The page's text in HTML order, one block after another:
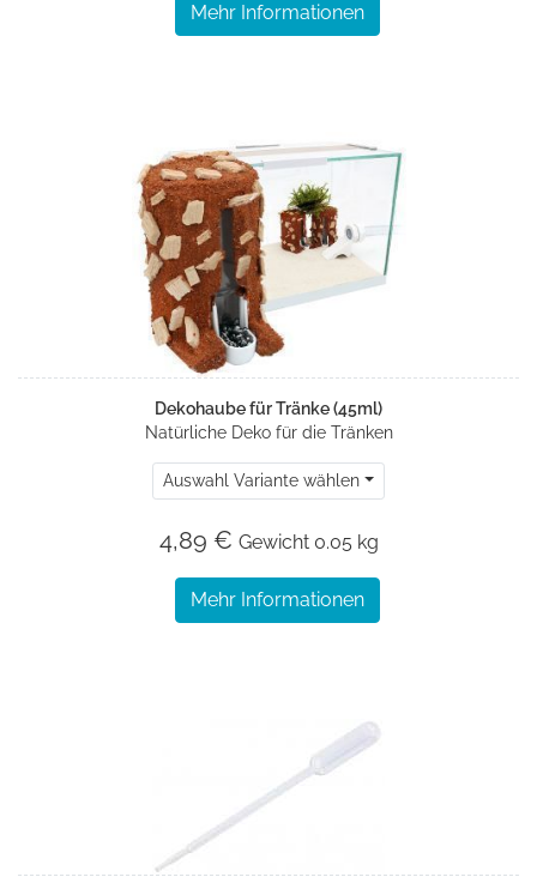
Mehr Informationen
Dekohaube für Tränke (45ml)
Natürliche Deko für die Tränken
Auswahl Variante wählen
4,89 € Gewicht 0.05 kg
Mehr Informationen